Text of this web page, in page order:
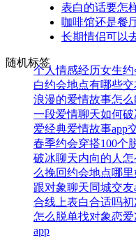
表白的话要怎
咖啡馆还是餐
长期情侣可以
随机标签
个人情感经历女生
白约会地点有哪些交
浪漫的爱情故事怎
一段爱情聊天如何破
爱经典爱情故事app
春季约会穿搭100个
破冰聊天内向的人
么挽回约会地点哪里
跟对象聊天同城交友
合线上表白合适吗初
怎么脱单找对象恋
app